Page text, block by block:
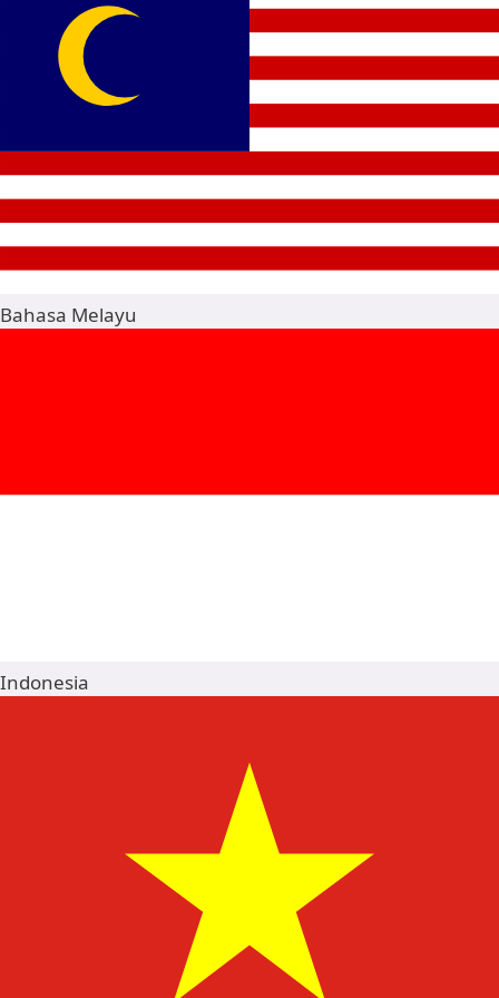
Bahasa Melayu
Indonesia